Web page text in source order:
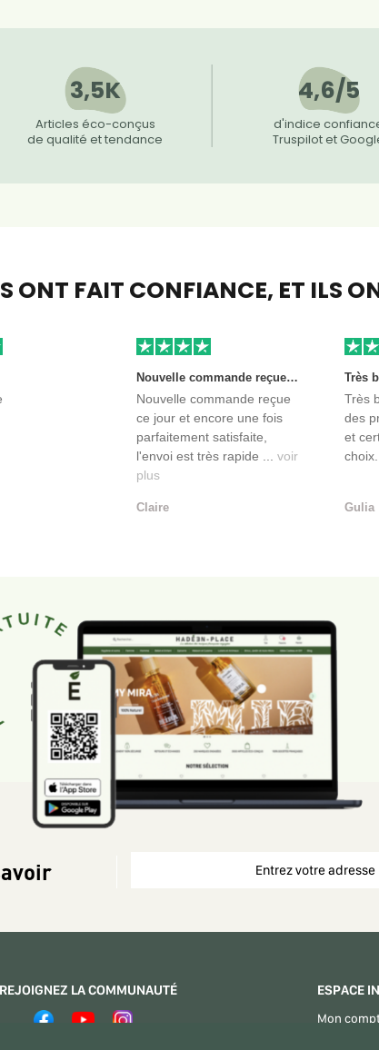
3,5K
Articles éco-conçus
de qualité et tendance
4,6/5
d'indice
Truspilot et
ONT FAIT CONFIANCE, ET ILS
Nouvelle commande reçue ce jour et encore une fois parfaitement satisfaite, l'envoi est très rapide et les produits sont toujours conditionnés de manière personnalisés. L'avantage de commander auprès de créateurs indépendants.
Nouvelle commande reçue
ce jour et encore une fois
parfaitement satisfaite,
l'envoi est très rapide ... voir
plus
Claire
Très
des
et
Gulia
REJOIGNEZ LA COMMUNAUTÉ ESPACE
Mon